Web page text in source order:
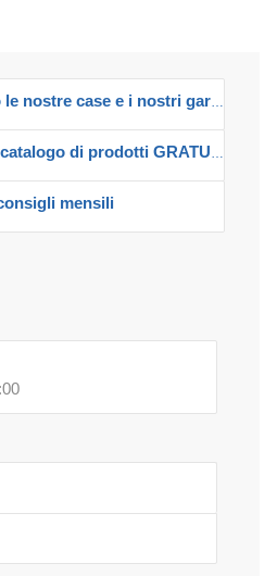
nostre case e i nostri garage!
di prodotti GRATUITO!
mensili